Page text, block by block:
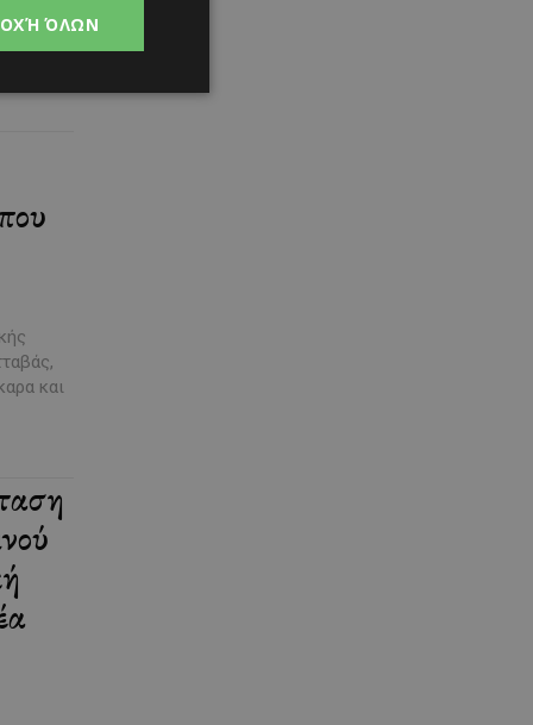
και
ΌΛΩΝ